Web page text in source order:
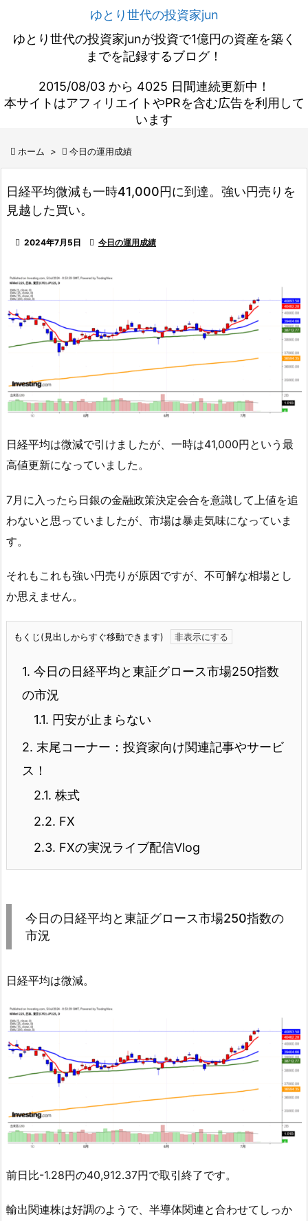
ゆとり世代の投資家jun
ゆとり世代の投資家junが投資で1億円の資産を築く
までを記録するブログ！
2015/08/03 から 4025 日間連続更新中！
本サイトはアフィリエイトやPRを含む広告を利用して
います
 ホーム >  今日の運用成績
日経平均微減も一時41,000円に到達。強い円売りを
見越した買い。
 2024年7月5日  今日の運用成績
日経平均は微減で引けましたが、一時は41,000円という最
高値更新になっていました。
7月に入ったら日銀の金融政策決定会合を意識して上値を追
わないと思っていましたが、市場は暴走気味になっていま
す。
それもこれも強い円売りが原因ですが、不可解な相場とし
か思えません。
もくじ(見出しからすぐ移動できます)
1. 今日の日経平均と東証グロース市場250指数
の市況
1.1. 円安が止まらない
2. 末尾コーナー：投資家向け関連記事やサービ
ス！
2.1. 株式
2.2. FX
2.3. FXの実況ライブ配信Vlog
今日の日経平均と東証グロース市場250指数の
市況
日経平均は微減。
前日比-1.28円の40,912.37円で取引終了です。
輸出関連株は好調のようで、半導体関連と合わせてしっか